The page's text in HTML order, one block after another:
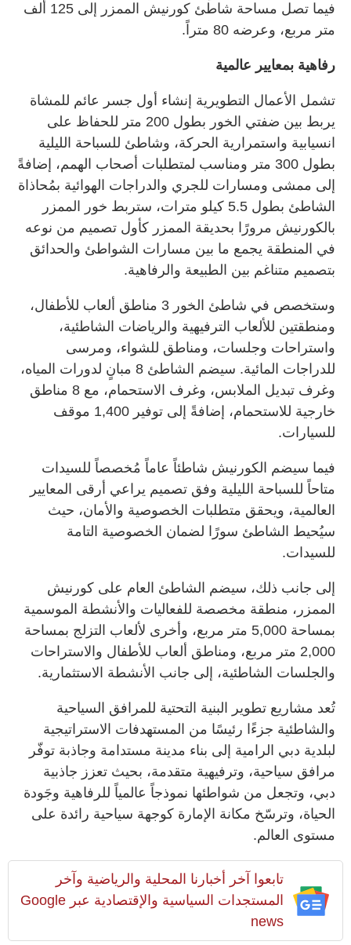
فيما تصل مساحة شاطئ كورنيش الممزر إلى 125 ألف
متر مربع، وعرضه 80 متراً.
رفاهية بمعايير عالمية
تشمل الأعمال التطويرية إنشاء أول جسر عائم للمشاة
يربط بين ضفتي الخور بطول 200 متر للحفاظ على
انسيابية واستمرارية الحركة، وشاطئ للسباحة الليلية
بطول 300 متر ومناسب لمتطلبات أصحاب الهمم، إضافةً
إلى ممشى ومسارات للجري والدراجات الهوائية بمُحاذاة
الشاطئ بطول 5.5 كيلو مترات، ستربط خور الممزر
بالكورنيش مرورًا بحديقة الممزر كأول تصميم من نوعه
في المنطقة يجمع ما بين مسارات الشواطئ والحدائق
بتصميم متناغم بين الطبيعة والرفاهية.
وستخصص في شاطئ الخور 3 مناطق ألعاب للأطفال،
ومنطقتين للألعاب الترفيهية والرياضات الشاطئية،
واستراحات وجلسات، ومناطق للشواء، ومرسى
للدراجات المائية. سيضم الشاطئ 8 مبانٍ لدورات المياه،
وغرف تبديل الملابس، وغرف الاستحمام، مع 8 مناطق
خارجية للاستحمام، إضافةً إلى توفير 1,400 موقف
للسيارات.
فيما سيضم الكورنيش شاطئاً عاماً مُخصصاً للسيدات
متاحاً للسباحة الليلية وفق تصميم يراعي أرقى المعايير
العالمية، ويحقق متطلبات الخصوصية والأمان، حيث
سيُحيط الشاطئ سورًا لضمان الخصوصية التامة
للسيدات.
إلى جانب ذلك، سيضم الشاطئ العام على كورنيش
الممزر، منطقة مخصصة للفعاليات والأنشطة الموسمية
بمساحة 5,000 متر مربع، وأخرى لألعاب التزلج بمساحة
2,000 متر مربع، ومناطق ألعاب للأطفال والاستراحات
والجلسات الشاطئية، إلى جانب الأنشطة الاستثمارية.
تُعد مشاريع تطوير البنية التحتية للمرافق السياحية
والشاطئية جزءًا رئيسًا من المستهدفات الاستراتيجية
لبلدية دبي الرامية إلى بناء مدينة مستدامة وجاذبة توفّر
مرافق سياحية، وترفيهية متقدمة، بحيث تعزز جاذبية
دبي، وتجعل من شواطئها نموذجاً عالمياً للرفاهية وجَودة
الحياة، وترسّخ مكانة الإمارة كوجهة سياحية رائدة على
مستوى العالم.
تابعوا آخر أخبارنا المحلية والرياضية وآخر
المستجدات السياسية والإقتصادية عبر Google
news